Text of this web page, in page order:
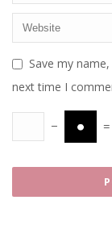
Save my
next time I
− =